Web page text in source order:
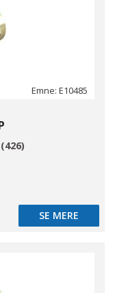
Emne: E10485
SE MERE
SE MERE